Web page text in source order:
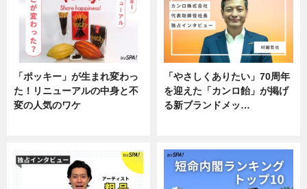
「ポッキー」が生まれ変わっ
た！リニューアルの中身と不
変の人気のワケ
「やさしくありたい」70周年
を迎えた「カンロ飴」が掲げ
る新ブランドメッ…